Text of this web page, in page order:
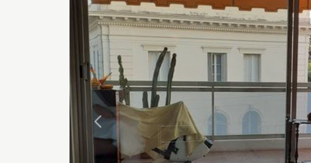
Précédente